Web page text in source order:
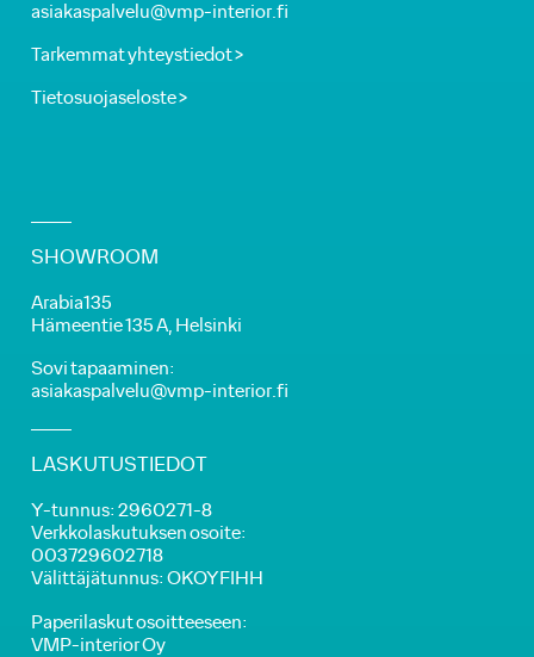
asiakaspalvelu@vmp-interior.fi
Tarkemmat yhteystiedot >
Tietosuojaseloste >
SHOWROOM
Arabia135
Hämeentie 135 A, Helsinki
Sovi tapaaminen:
asiakaspalvelu@vmp-interior.fi
LASKUTUSTIEDOT
Y-tunnus: 2960271-8
Verkkolaskutuksen osoite:
003729602718
Välittäjätunnus: OKOYFIHH
Paperilaskut osoitteeseen:
VMP-interior Oy